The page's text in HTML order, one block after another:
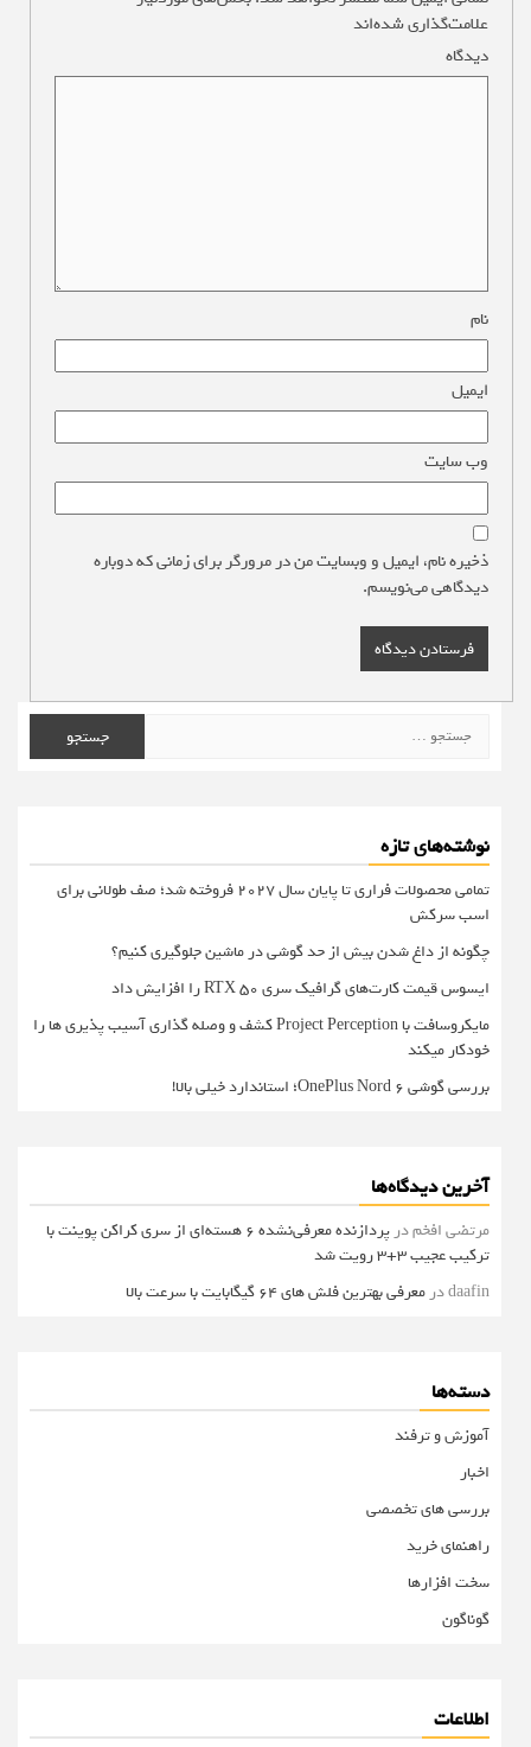
علامت‌گذاری شده‌اند
دیدگاه
نام
ایمیل
وب‌ سایت
ذخیره نام، ایمیل و وبسایت من در مرورگر برای زمانی که دوباره
دیدگاهی می‌نویسم.
برای:
نوشته‌های تازه
تمامی محصولات فراری تا پایان سال ۲۰۲۷ فروخته شد؛ صف طولانی برای
اسب سرکش
چگونه از داغ شدن بیش از حد گوشی در ماشین جلوگیری کنیم؟
ایسوس قیمت کارت‌های گرافیک سری RTX 50 را افزایش داد
مایکروسافت با Project Perception کشف و وصله گذاری آسیب پذیری ها را
خودکار میکند
بررسی گوشی OnePlus Nord 6؛ استاندارد خیلی بالا!
آخرین دیدگاه‌ها
مرتضی افخمدر
پردازنده معرفی‌نشده 6 هسته‌ای از سری کراکن پوینت با
ترکیب عجیب 3+3 رویت شد
daafinدر معرفی بهترین فلش های 64 گیگابایت با سرعت بالا
دسته‌ها
آموزش و ترفند
اخبار
بررسی های تخصصی
راهنمای خرید
سخت افزارها
گوناگون
اطلاعات